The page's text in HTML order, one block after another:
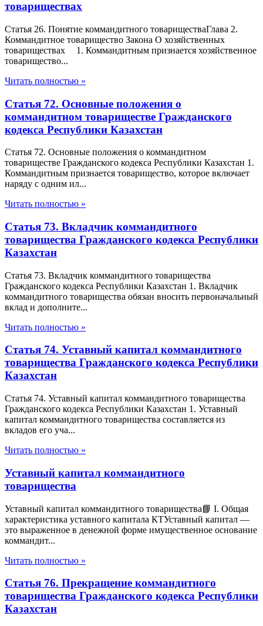
товариществах
Статья 26. Понятие коммандитного товариществаГлава 2.
Коммандитное товарищество Закона О хозяйственных
товариществах 1. Коммандитным признается хозяйственное
товарищество...
Читать полностью »
Статья 72. Основные положения о
коммандитном товариществе Гражданского
кодекса Республики Казахстан
Статья 72. Основные положения о коммандитном
товариществе Гражданского кодекса Республики Казахстан 1.
Коммандитным признается товарищество, которое включает
наряду с одним ил...
Читать полностью »
Статья 73. Вкладчик коммандитного
товарищества Гражданского кодекса Республики
Казахстан
Статья 73. Вкладчик коммандитного товарищества
Гражданского кодекса Республики Казахстан 1. Вкладчик
коммандитного товарищества обязан вносить первоначальный
вклад и дополните...
Читать полностью »
Статья 74. Уставный капитал коммандитного
товарищества Гражданского кодекса Республики
Казахстан
Статья 74. Уставный капитал коммандитного товарищества
Гражданского кодекса Республики Казахстан 1. Уставный
капитал коммандитного товарищества составляется из
вкладов его уча...
Читать полностью »
Уставный капитал коммандитного
товарищества
Уставный капитал коммандитного товарищества📘 I. Общая
характеристика уставного капитала КТУставный капитал —
это выраженное в денежной форме имущественное основание
коммандит...
Читать полностью »
Статья 76. Прекращение коммандитного
товарищества Гражданского кодекса Республики
Казахстан